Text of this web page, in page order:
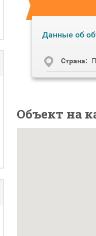
Данные об
Cтрана:
Объект на